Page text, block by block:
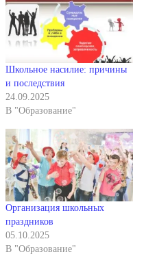
Школьное насилие: причины
и последствия
24.09.2025
В "Образование"
Организация школьных
праздников
05.10.2025
В "Образование"